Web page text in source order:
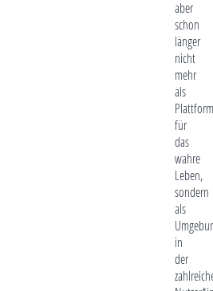
aber
schon
länger
nicht
mehr
als
für
das
wahre
Leben,
sondern
als
in
der